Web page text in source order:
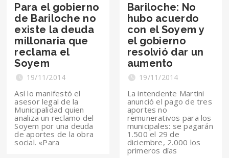
Para el gobierno
de Bariloche no
existe la deuda
millonaria que
reclama el
Soyem
19/11/2014
Así lo manifestó el
asesor legal de la
Municipalidad quien
analiza un reclamo del
Soyem por una deuda
de aportes de la obra
social. «Para
Bariloche: No
hubo acuerdo
con el Soyem y
el gobierno
resolvió dar un
aumento
19/11/2014
La intendente Martini
anunció el pago de tres
aportes no
remunerativos para los
municipales: se pagarán
1.500 el 29 de
diciembre, 2.000 los
primeros días